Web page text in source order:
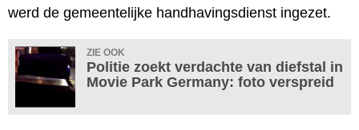
werd de gemeentelijke handhavingsdienst ingezet.
ZIE OOK
Politie zoekt verdachte van diefstal in
Movie Park Germany: foto verspreid